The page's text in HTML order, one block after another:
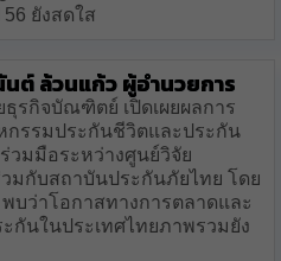
ยังสดใส
ต์ ล้วนแก้ว ผู้อำนวยการ
รกิจบัณฑิตย์ เปิดเผยผลการ
รรมประกันชีวิตและประกัน
วมมือระหว่างศูนย์วิจัย
มกับสถาบันประกันภัยไทย โดย
บว่าโอกาสทางการตลาดและ
กันในประเทศไทยภาพรวมยัง